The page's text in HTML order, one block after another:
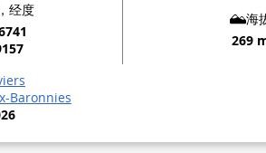
经度
海
269
Baronnies